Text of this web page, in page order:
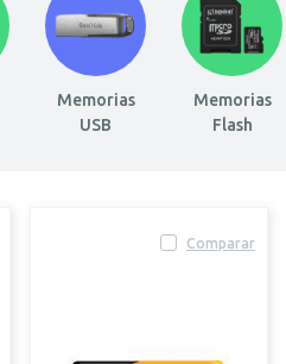
Memorias
USB
Memorias
Flash
Comparar